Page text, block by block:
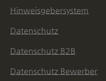
Hinweisgebersystem
Datenschutz
Datenschutz B2B
Datenschutz Bewerber